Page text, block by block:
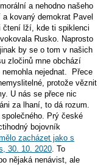
a nehodno našeho
kovaný demokrat Pavel
čtení lží, kde ti spiklenci
Rusko. Naprosto
by se o tom v našich
zločinů mne obchází
nejednat. Přece
protože věznit
U nás se přece nic
za lhaní, to dá rozum.
Prý české
bojovník
zacházet jako s
30. 10. 2020 . To
nějaká nenávist, ale